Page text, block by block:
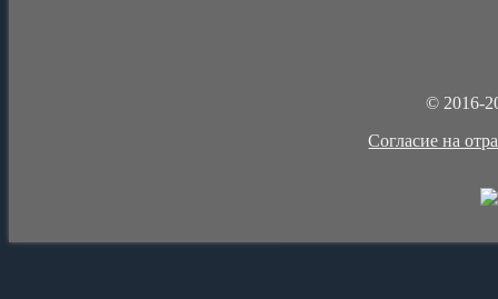
© 2016-
Cогласие на